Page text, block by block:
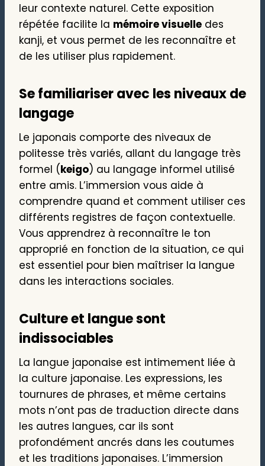
leur contexte naturel. Cette exposition
répétée facilite la mémoire visuelle des
kanji, et vous permet de les reconnaître et
de les utiliser plus rapidement.
Se familiariser avec les niveaux de
langage
Le japonais comporte des niveaux de
politesse très variés, allant du langage très
formel (keigo) au langage informel utilisé
entre amis. L’immersion vous aide à
comprendre quand et comment utiliser ces
différents registres de façon contextuelle.
Vous apprendrez à reconnaître le ton
approprié en fonction de la situation, ce qui
est essentiel pour bien maîtriser la langue
dans les interactions sociales.
Culture et langue sont
indissociables
La langue japonaise est intimement liée à
la culture japonaise. Les expressions, les
tournures de phrases, et même certains
mots n’ont pas de traduction directe dans
les autres langues, car ils sont
profondément ancrés dans les coutumes
et les traditions japonaises. L’immersion